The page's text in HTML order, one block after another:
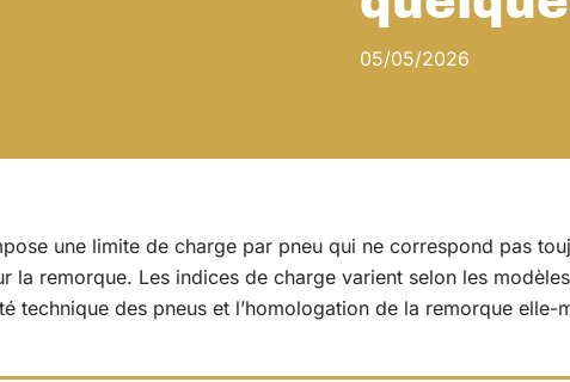
05/05/2026
une limite de charge par pneu qui ne correspond pas
la remorque. Les indices de charge varient selon les
technique des pneus et l’homologation de la remorque elle-